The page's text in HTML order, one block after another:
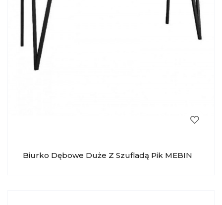
Biurko Dębowe Duże Z Szufladą Pik MEBIN